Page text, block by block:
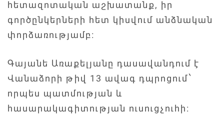
հետազոտական աշխատանք, իր
գործընկերների հետ կիսվում անձնական
փորձառությամբ։
Գայանե Առաքելյանը դասավանդում է
Վանաձորի թիվ 13 ավագ դպրոցում՝
որպես պատմության և
հասարակագիտության ուսուցչուհի: